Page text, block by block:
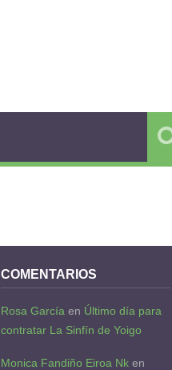
COMENTARIOS
Rosa García en Último día para
contratar La Sinfín de Yoigo
Monica Fandiño Eiroa Nk en